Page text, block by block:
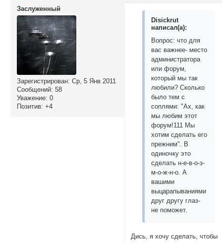
Заслуженный
Зарегистрирован: Ср, 5 Янв 2011
Сообщений: 58
Уважение: 0
Позитив: +4
Disickrut
написал(а):
Вопрос: что для
вас важнее- место
администратора
или форум,
который мы так
любили? Сколько
было тем с
соплями: "Ах, как
мы любим этот
форум!111 Мы
хотим сделать его
прежним". В
одиночку это
сделать н-е-в-о-з-
м-о-ж-н-о. А
вашими
выцарапываниями
друг другу глаз-
не поможет.
Дись, я хочу сделать, чтобы